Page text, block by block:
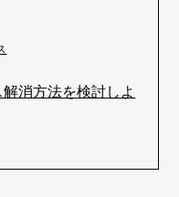
消方法を検討しよ